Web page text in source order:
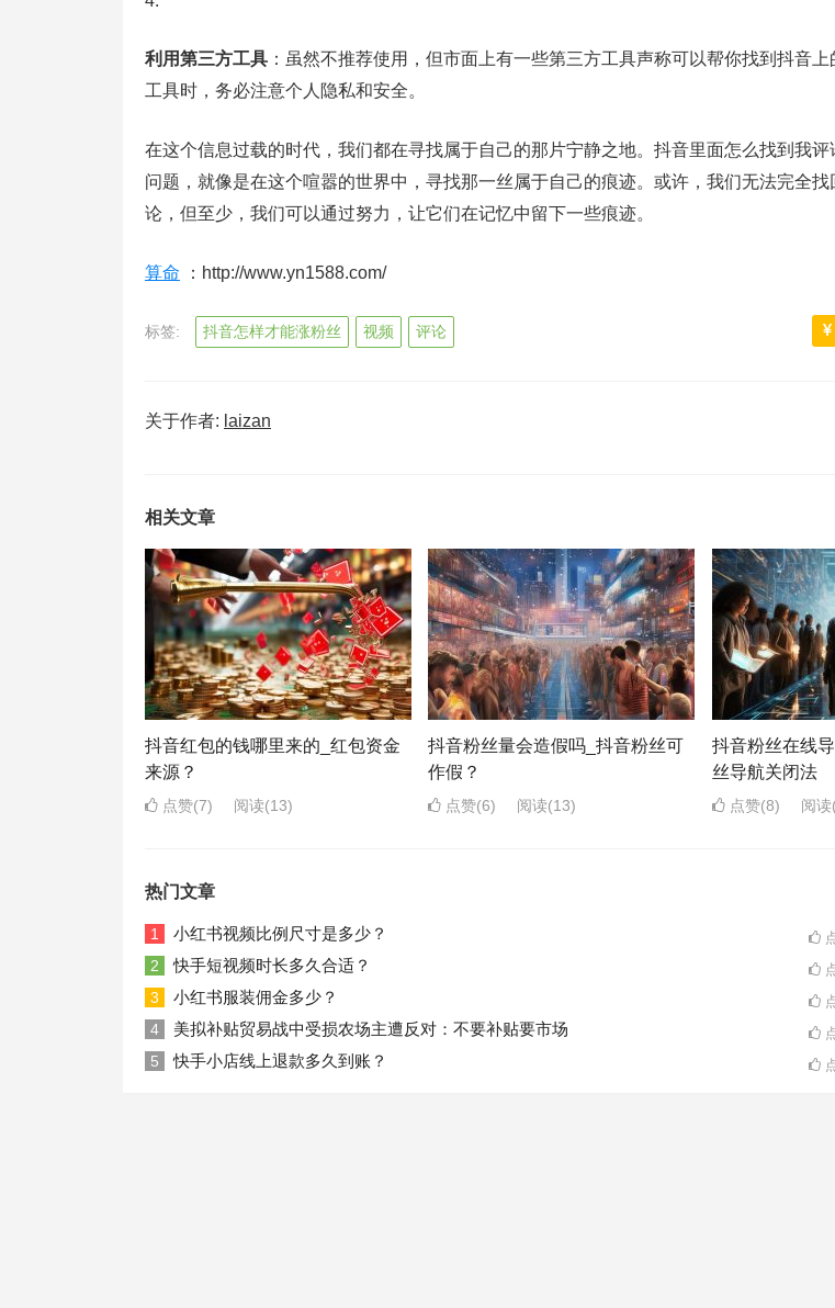
利用第三方工具 ：虽然不推荐使用，但市面上有一些第三方工具声称可以帮你找到抖音
工具时，务必注意个人隐私和安全。
在这个信息过载的时代，我们都在寻找属于自己的那片宁静之地。抖音里面怎么找到我评
问题，就像是在这个喧嚣的世界中，寻找那一丝属于自己的痕迹。或许，我们无法完全
论，但至少，我们可以通过努力，让它们在记忆中留下一些痕迹。
算命 ：http://www.yn1588.com/
标签: 抖音怎样才能涨粉丝 视频 评论
关于作者: laizan
相关文章
抖音红包的钱哪里来的_红包资金
来源？
点赞(7) 阅读(13)
抖音粉丝量会造假吗_抖音粉丝可
作假？
点赞(6) 阅读(13)
抖音粉丝在线
丝导航关闭法
点赞(8) 阅读
热门文章
1 小红书视频比例尺寸是多少？
2 快手短视频时长多久合适？
3 小红书服装佣金多少？
4 美拟补贴贸易战中受损农场主遭反对：不要补贴要市场
5 快手小店线上退款多久到账？